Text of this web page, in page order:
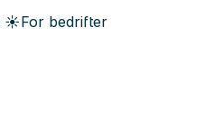
☀️For bedrifter